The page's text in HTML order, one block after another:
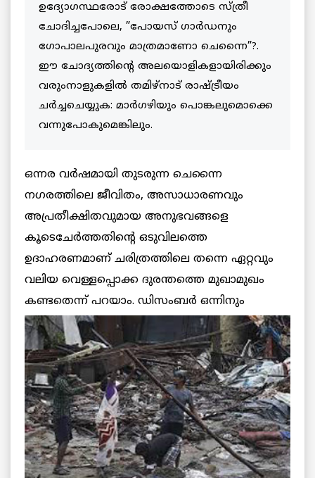
ഉദ്യോഗസ്ഥരോട് രോക്ഷത്തോടെ സ്ത്രീ
ചോദിച്ചപോലെ, ”പോയസ് ഗാര്‍ഡനും
ഗോപാലപുരവും മാത്രമാണോ ചെന്നൈ”?.
ഈ ചോദ്യത്തിന്റെ അലയൊളികളായിരിക്കും
വരുംനാളുകളില്‍ തമിഴ്‌നാട് രാഷ്ട്രീയം
ചര്‍ച്ചചെയ്യുക: മാര്‍ഗഴിയും പൊങ്കലുമൊക്കെ
വന്നുപോകുമെങ്കിലും.
ഒന്നര വര്‍ഷമായി തുടരുന്ന ചെന്നൈ
നഗരത്തിലെ ജീവിതം, അസാധാരണവും
അപ്രതീക്ഷിതവുമായ അനുഭവങ്ങളെ
കൂടെചേര്‍ത്തതിന്റെ ഒടുവിലത്തെ
ഉദാഹരണമാണ് ചരിത്രത്തിലെ തന്നെ ഏറ്റവും
വലിയ വെള്ളപ്പൊക്ക ദുരന്തത്തെ മുഖാമുഖം
കണ്ടതെന്ന്പറയാം. ഡിസംബര്‍ ഒന്നിനും